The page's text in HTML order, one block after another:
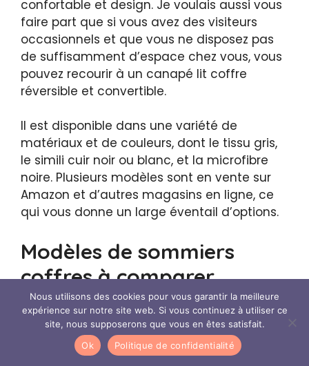
confortable et design. Je voulais aussi vous
faire part que si vous avez des visiteurs
occasionnels et que vous ne disposez pas
de suffisamment d’espace chez vous, vous
pouvez recourir à un canapé lit coffre
réversible et convertible.
Il est disponible dans une variété de
matériaux et de couleurs, dont le tissu gris,
le simili cuir noir ou blanc, et la microfibre
noire. Plusieurs modèles sont en vente sur
Amazon et d’autres magasins en ligne, ce
qui vous donne un large éventail d’options.
Modèles de sommiers
coffres à comparer
Nous utilisons des cookies pour vous garantir la meilleure
expérience sur notre site web. Si vous continuez à utiliser ce
site, nous supposerons que vous en êtes satisfait.
Ok
Politique de confidentialité